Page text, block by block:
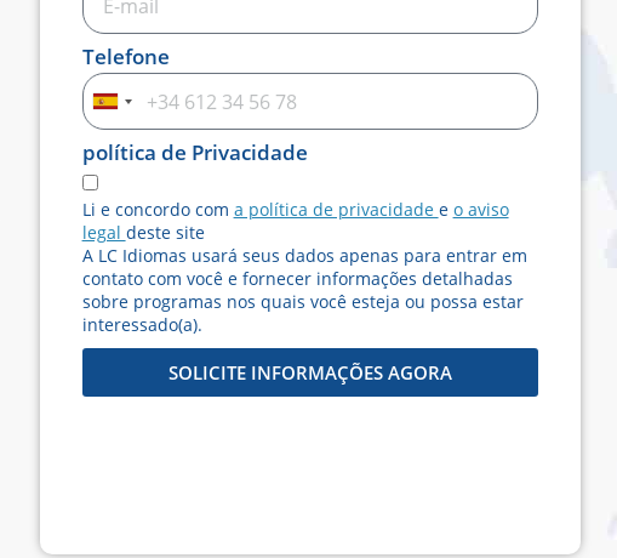
Telefone
Espanha
+34
política de Privacidade
Li e concordo com a política de privacidade e o aviso
legal deste site
A LC Idiomas usará seus dados apenas para entrar em
contato com você e fornecer informações detalhadas
sobre programas nos quais você esteja ou possa estar
interessado(a).
SOLICITE INFORMAÇÕES AGORA